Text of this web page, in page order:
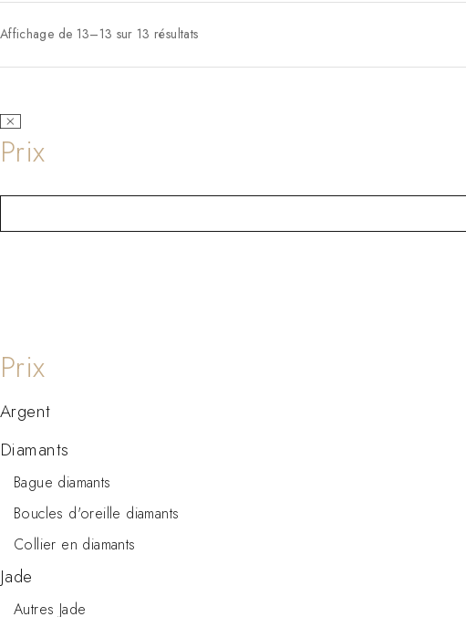
Affichage de 13–13 sur 13 résultats
Argent
Diamants
Bague diamants
Boucles d'oreille diamants
Collier en diamants
Jade
Autres Jade